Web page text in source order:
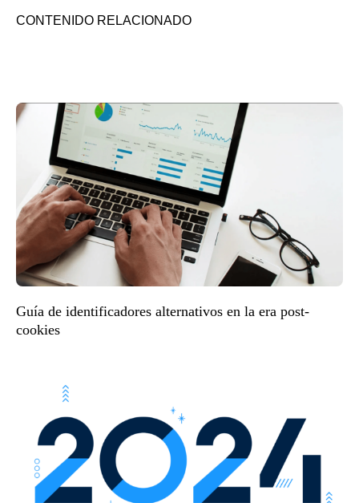
CONTENIDO RELACIONADO
Guía de identificadores alternativos en la era post-
cookies